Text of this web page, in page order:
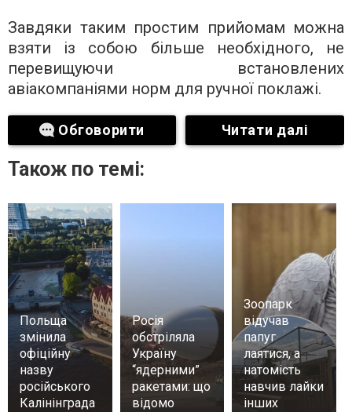
Завдяки таким простим прийомам можна
взяти із собою більше необхідного, не
перевищуючи встановлених
авіакомпаніями норм для ручної поклажі.
Обговорити Читати далі
Також по темі:
Польща
змінила
офіційну
назву
російського
Калінінграда
Росія
обстріляла
Україну
“ядерними”
ракетами: що
відомо
Зоопарк
відучав
папуг
лаятися, а
натомість
навчив лайки
інших